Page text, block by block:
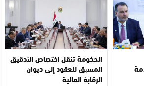
الحكومة تنقل اختصاص التدقيق
المسبق للعقود إلى ديوان
الرقابة المالية